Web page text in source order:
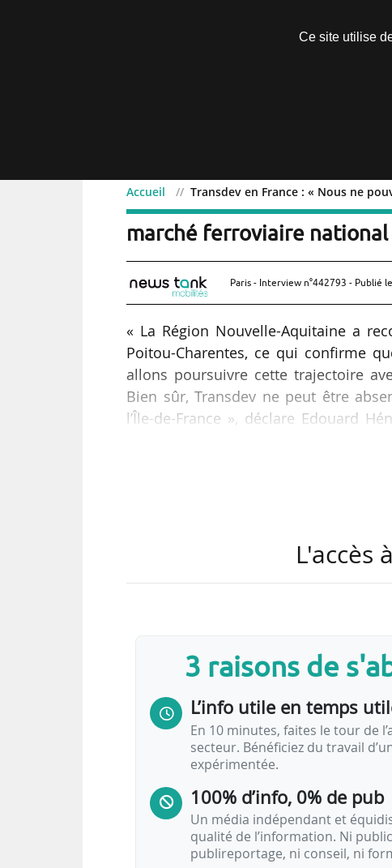
Accueil Transdev en France : « Nous ne
Transdev en France : «
marché ferroviaire national
Paris - Interview n°442793 - Publié le
« La Région Nouvelle-Aquitaine a
Poitou-Charentes, ce qui confirme
allons poursuivre cette trajectoire
Bien sûr, Transdev ne peut être
l’Île-de-France », déclare Edouard
performances des réseauxL'accès
3 raisons de
L’info utile en temps
En 10 minutes, faites le tour de
secteur. Bénéficiez du travail
expérimentée.
100% d’info, 0% de pub
Un média indépendant et
qualité de l’information. Ni
publireportage, ni conseil, ni
Ce site utilise